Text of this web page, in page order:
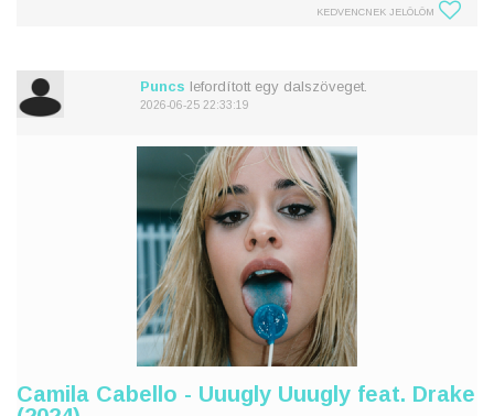
És Camila-t hallgattam
KEDVENCNEK JELÖLÖM
Puncs lefordított egy dalszöveget.
2026-06-25 22:33:19
Camila Cabello - Uuugly Uuugly feat. Drake